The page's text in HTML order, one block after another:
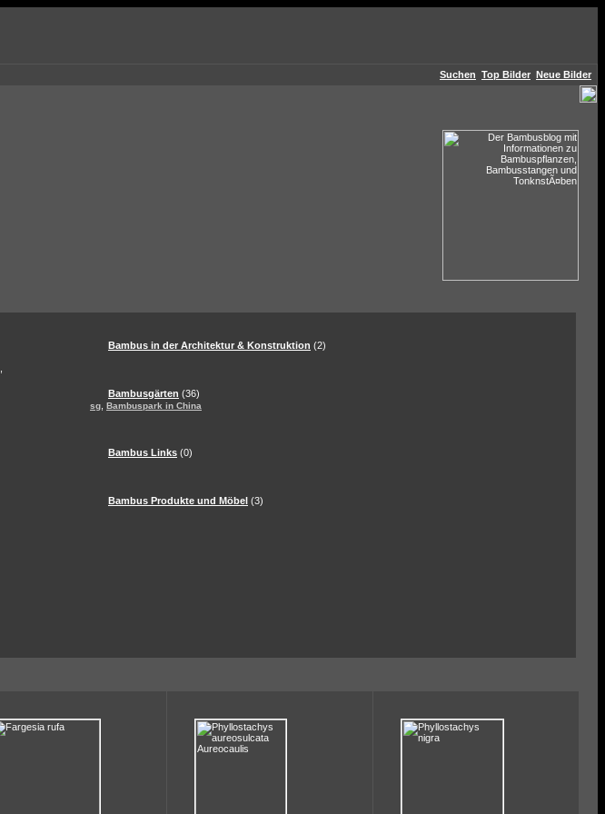
Suchen Top Bilder Neue Bilder
Bambus in der Architektur & Konstruktion (2)
Bambusgärten (36)
sg Bambuspark in China
Bambus Links (0)
Bambus Produkte und Möbel (3)